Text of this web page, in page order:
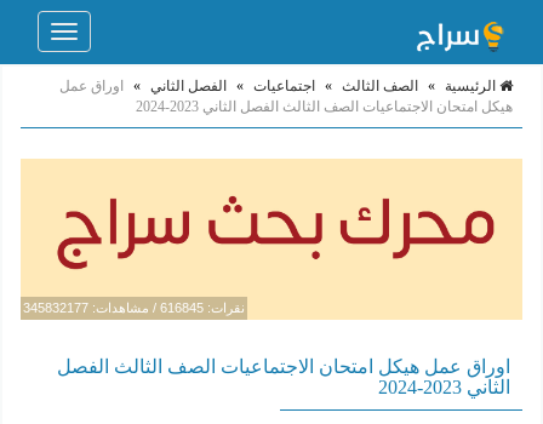
Toggle
الرئيسية » الصف الثالث » اجتماعيات » الفصل الثاني »
اوراق عمل
هيكل امتحان الاجتماعيات الصف الثالث الفصل الثاني 2023-2024
نقرات: 616845 / مشاهدات: 345832177
اوراق عمل هيكل امتحان الاجتماعيات الصف الثالث الفصل
الثاني 2023-2024